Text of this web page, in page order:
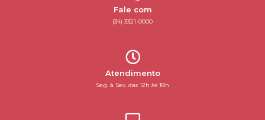
Fale com
(34) 3321-0000
Atendimento
Seg. à Sex. das 12h às 18h